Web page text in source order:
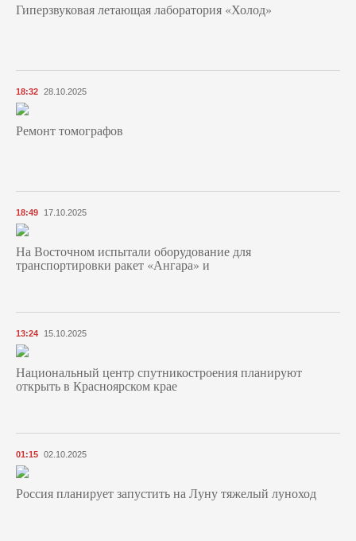
Гиперзвуковая летающая лаборатория «Холод»
18:32 28.10.2025
Ремонт томографов
18:49 17.10.2025
На Восточном испытали оборудование для
транспортировки ракет «Ангара» и
13:24 15.10.2025
Национальный центр спутникостроения планируют
открыть в Красноярском крае
01:15 02.10.2025
Россия планирует запустить на Луну тяжелый луноход